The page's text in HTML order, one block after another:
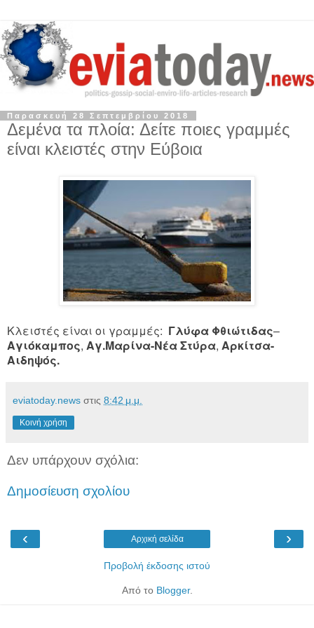
Παρασκευή 28 Σεπτεμβρίου 2018
Δεμένα τα πλοία: Δείτε ποιες γραμμές
είναι κλειστές στην Εύβοια
Κλειστές είναι οι γραμμές: Γλύφα Φθιώτιδας–
Αγιόκαμπος, Αγ.Μαρίνα-Νέα Στύρα, Αρκίτσα-
Αιδηψός.
eviatoday.news στις 8:42 μ.μ.
Κοινή χρήση
Δεν υπάρχουν σχόλια:
Δημοσίευση σχολίου
‹ ›
Αρχική σελίδα
Προβολή έκδοσης ιστού
Από το Blogger.